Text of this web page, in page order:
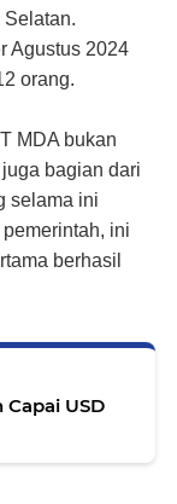
Selatan.
Agustus 2024
orang.
MDA bukan
bagian dari
selama ini
ini
berhasil
USD